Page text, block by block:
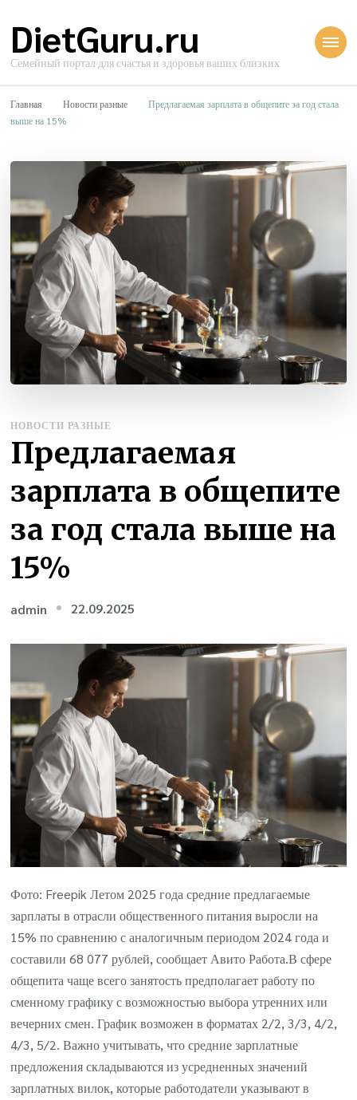
DietGuru.ru
Семейный портал для счастья и здоровья ваших близких
Главная Новости разные
Предлагаемая зарплата в общепите за год стала
выше на 15%
НОВОСТИ РАЗНЫЕ
Предлагаемая
зарплата в общепите
за год стала выше на
15%
admin 22.09.2025
Фото: Freepik Летом 2025 года средние предлагаемые
зарплаты в отрасли общественного питания выросли на
15% по сравнению с аналогичным периодом 2024 года и
составили 68 077 рублей, сообщает Авито Работа.В сфере
общепита чаще всего занятость предполагает работу по
сменному графику с возможностью выбора утренних или
вечерних смен. График возможен в форматах 2/2, 3/3, 4/2,
4/3, 5/2. Важно учитывать, что средние зарплатные
предложения складываются из усредненных значений
зарплатных вилок, которые работодатели указывают в